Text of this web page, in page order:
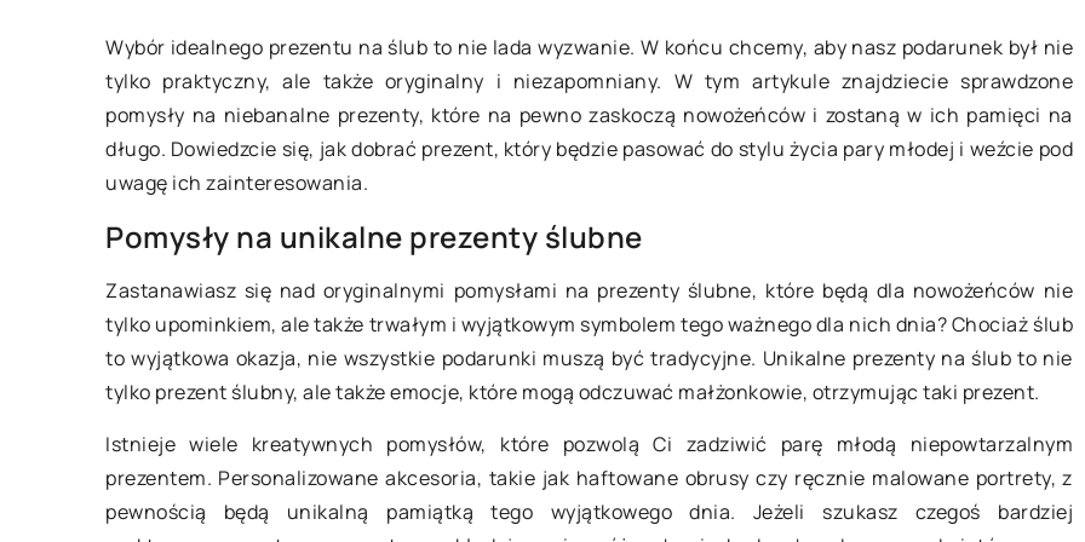
Wybór idealnego prezentu na ślub to nie lada wyzwanie. W końcu chcemy, aby nasz podarunek był nie
tylko praktyczny, ale także oryginalny i niezapomniany. W tym artykule znajdziecie sprawdzone
pomysły na niebanalne prezenty, które na pewno zaskoczą nowożeńców i zostaną w ich pamięci na
długo. Dowiedzcie się, jak dobrać prezent, który będzie pasować do stylu życia pary młodej i weźcie pod
uwagę ich zainteresowania.
Pomysły na unikalne prezenty ślubne
Zastanawiasz się nad oryginalnymi pomysłami na prezenty ślubne, które będą dla nowożeńców nie
tylko upominkiem, ale także trwałym i wyjątkowym symbolem tego ważnego dla nich dnia? Chociaż ślub
to wyjątkowa okazja, nie wszystkie podarunki muszą być tradycyjne. Unikalne prezenty na ślub to nie
tylko prezent ślubny, ale także emocje, które mogą odczuwać małżonkowie, otrzymując taki prezent.
Istnieje wiele kreatywnych pomysłów, które pozwolą Ci zadziwić parę młodą niepowtarzalnym
prezentem. Personalizowane akcesoria, takie jak haftowane obrusy czy ręcznie malowane portrety, z
pewnością będą unikalną pamiątką tego wyjątkowego dnia. Jeżeli szukasz czegoś bardziej
dobrać obuwie na
dni dla Twojej
się, jakie obuwie na
dni będzie
dla Twojego
Poradnik z praktycznymi
dotyczącymi komfortu,
i materiałów.
15 października 2025
Kreatywne sposoby na rozwijanie
umiejętności artystycznych dzieci
poprzez świąteczne warsztaty
Odkryj, jak świąteczne warsztaty
mogą pomóc w rozwijaniu zdolności
artystycznych dzieci, poprzez
zabawę i twórczość. Dowiedz się,
jakie korzyści płyną z angażowania
dzieci w kreatywne zajęcia w okresie
13 maja 2026
Znajdź perfekcyjną kreację na ślub
swojego dziecka, która łączy styl z
komfortem. Poznaj kluczowe
czynniki przy wyborze stroju oraz
trendy w modzie ślubnej i formalnej.
\n